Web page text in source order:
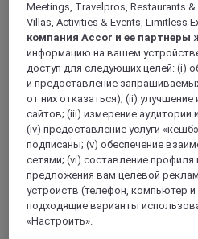
JABIRU, Австралия
Mercure Kakadu
Meetings, Travelpros, Restaurants
Villas, Activities & Events, Limitless
компания Accor и ее партнеры
информацию на вашем
доступ для следующих целей: (i)
и предоставление
от них отказаться); (ii) улучшение
сайтов; (iii) измерение аудитории
(iv) предоставление услуги
подписаны; (v) обеспечение
сетями; (vi) составление
предложения вам целевой
устройств (телефон, компьютер
подходящие варианты
«Настроить».